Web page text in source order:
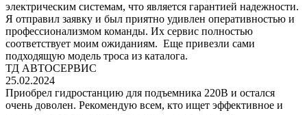
электрическим системам, что является гарантией надежности.
Я отправил заявку и был приятно удивлен оперативностью и
профессионализмом команды. Их сервис полностью
соответствует моим ожиданиям. Еще привезли сами
подходящую модель троса из каталога.
ТД АВТОСЕРВИС
25.02.2024
Приобрел гидростанцию для подъемника 220В и остался
очень доволен. Рекомендую всем, кто ищет эффективное и